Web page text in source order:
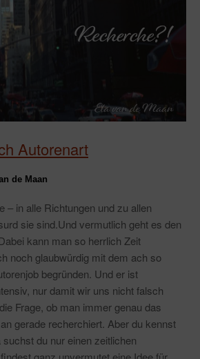
Autorenart
de Maan
– in alle Richtungen und zu allen
sie sind.Und vermutlich geht es den
kann man so herrlich Zeit
noch glaubwürdig mit dem ach so
begründen. Und er ist
nur damit wir uns nicht falsch
Frage, ob man immer genau das
gerade recherchiert. Aber du kennst
du nur einen zeitlichen